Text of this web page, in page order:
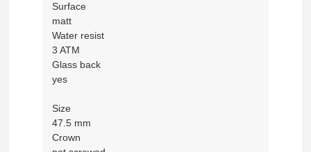
Surface
matt
Water resist
3 ATM
Glass back
yes
Size
47.5 mm
Crown